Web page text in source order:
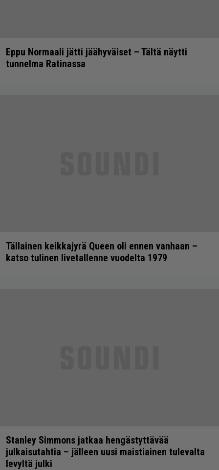
Eppu Normaali jätti jäähyväiset – Tältä näytti
tunnelma Ratinassa
Tällainen keikkajyrä Queen oli ennen vanhaan –
katso tulinen livetallenne vuodelta 1979
Stanley Simmons jatkaa hengästyttävää
julkaisutahtia – jälleen uusi maistiainen tulevalta
levyltä julki